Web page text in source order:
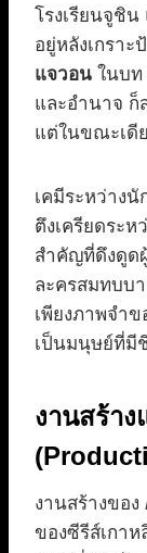
โรงเรียนจูชิ
อยู่หลังเกรา
แจวอน ในบ
และอำนาจ ก็
แต่ในขณะเดี
เคมีระหว่าง
ตึงเครียดระห
สำคัญที่ดึงดูด
ละครสมทบบ
เพียงภาพจำ
เป็นมนุษย์ที่มี
งานสร้า
งานสร้างของ
ของซีรีส์เกา